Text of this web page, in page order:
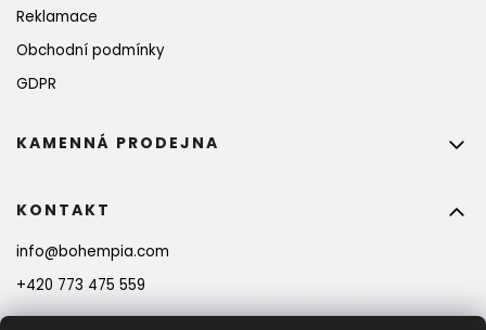
Reklamace
Obchodní podmínky
GDPR
KONTAKT
info@bohempia.com
+420 773 475 559
KAMENNÁ PRODEJNA